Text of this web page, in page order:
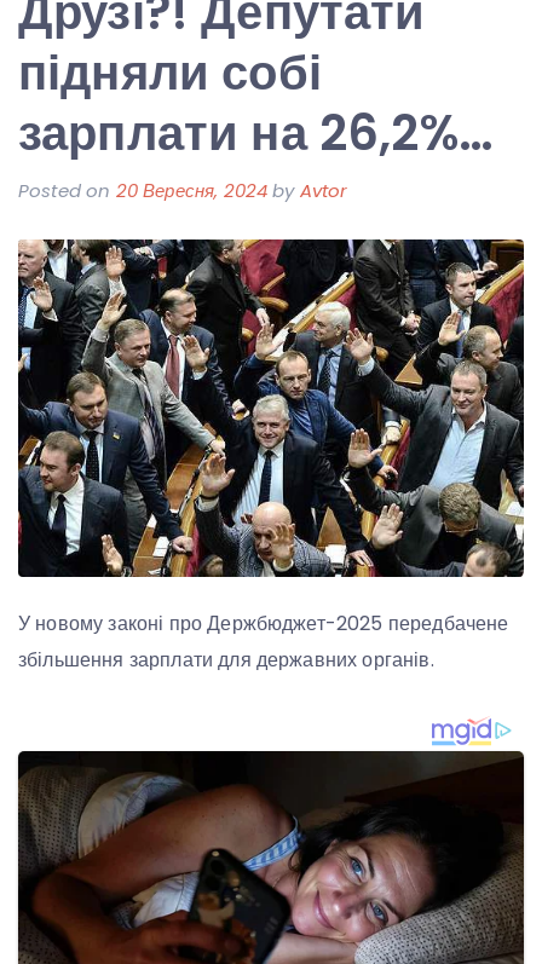
підняли собі
зарплати на 26,2%…
Posted on 20 Вересня, 2024byAvtor
У новому законі про Держбюджет-2025 передбачене
збільшення зарплати для державних органів.